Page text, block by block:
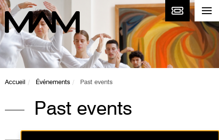
Accueil Événements Past events
Past events